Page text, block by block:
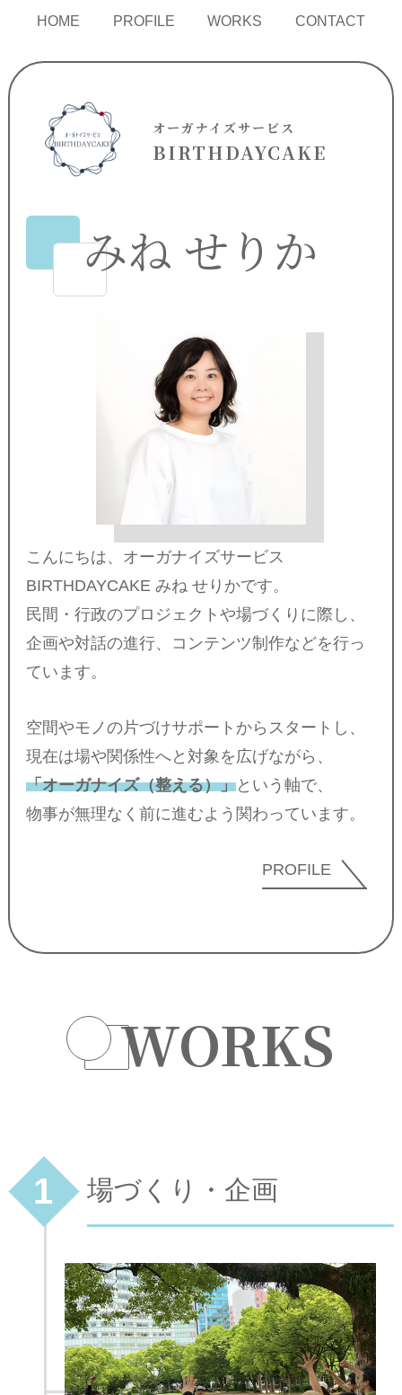
HOME PROFILE WORKS CONTACT
オーガナイズサービス
BIRTHDAYCAKE
みね せりか
こんにちは、オーガナイズサービス
BIRTHDAYCAKE みね せりかです。
民間・行政のプロジェクトや場づくりに際し、
企画や対話の進行、コンテンツ制作などを行っ
ています。
空間やモノの片づけサポートからスタートし、
現在は場や関係性へと対象を広げながら、
「オーガナイズ（整える）」という軸で、
物事が無理なく前に進むよう関わっています。
PROFILE
WORKS
1 場づくり・企画